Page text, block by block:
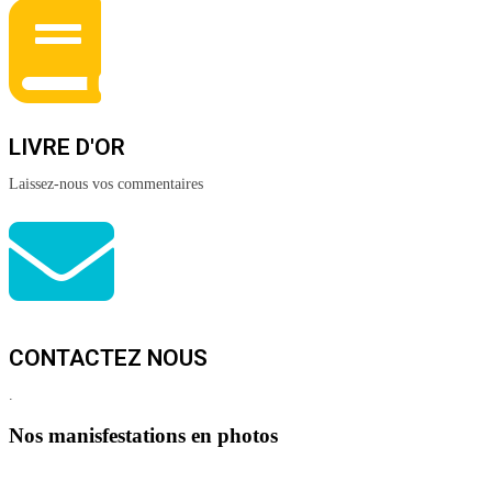
LIVRE D'OR
Laissez-nous vos commentaires
CONTACTEZ NOUS
Nos manisfestations en photos